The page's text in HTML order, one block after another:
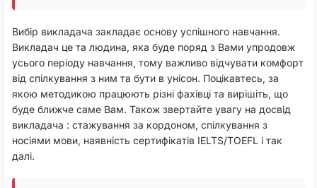
Вибір викладача закладає основу успішного навчання.
Викладач це та людина, яка буде поряд з Вами упродовж
усього періоду навчання, тому важливо відчувати комфорт
від спілкування з ним та бути в унісон. Поцікавтесь, за
якою методикою працюють різні фахівці та вирішіть, що
буде ближче саме Вам. Також звертайте увагу на досвід
викладача : стажування за кордоном, спілкування з
носіями мови, наявність сертифікатів IELTS/TOEFL і так
далі.